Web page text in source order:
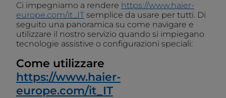
Ci impegniamo a rendere https://www.haier-
europe.com/it_IT semplice da usare per tutti. Di
seguito una panoramica su come navigare e
utilizzare il nostro servizio quando si impiegano
tecnologie assistive o configurazioni speciali:
Come utilizzare
https://www.haier-
europe.com/it_IT